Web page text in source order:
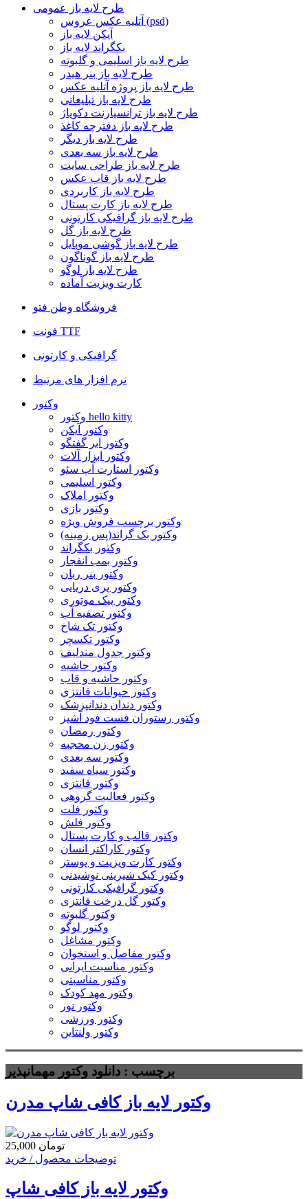
طرح لایه باز عمومی
آتلیه عکس عروس (psd)
آیکن لایه باز
بکگراند لایه باز
طرح لایه باز اسلیمی و گلبوته
طرح لایه باز بنر هیدر
طرح لایه باز پروژه آتلیه عکس
طرح لایه باز تبلیغاتی
طرح لایه باز ترانسپارنت دکوپاژ
طرح لایه باز دفترچه کاغذ
طرح لایه باز دیگر
طرح لایه باز سه بعدی
طرح لایه باز طراحی سایت
طرح لایه باز قاب عکس
طرح لایه باز کاربردی
طرح لایه باز کارت پستال
طرح لایه باز گرافیکی کارتونی
طرح لایه باز گل
طرح لایه باز گوشی موبایل
طرح لایه باز گوناگون
طرح لایه باز لوگو
کارت ویزیت آماده
فروشگاه وطن فتو
فونت TTF
گرافیکی و کارتونی
نرم افزار های مرتبط
وکتور
وکتور hello kitty
وکتور آیکن
وکتور ابر گفتگو
وکتور ابزار آلات
وکتور استارت آپ سئو
وکتور اسلیمی
وکتور املاک
وکتور بازی
وکتور برچسب فروش ویژه
وکتور بک گراند(پس زمینه)
وکتور بکگراند
وکتور بمب انفجار
وکتور بنر ربان
وکتور پری دریایی
وکتور پیک موتوری
وکتور تصفیه آب
وکتور تک شاخ
وکتور تکسچر
وکتور جدول مندلیف
وکتور حاشیه
وکتور حاشیه و قاب
وکتور حیوانات فانتزی
وکتور دندان دندانپزشک
وکتور رستوران فست فود آشپز
وکتور رمضان
وکتور زن محجبه
وکتور سه بعدی
وکتور سیاه سفید
وکتور فانتزی
وکتور فعالیت گروهی
وکتور فلت
وکتور فلش
وکتور قالب و کارت پستال
وکتور کاراکتر انسان
وکتور کارت ویزیت و پوستر
وکتور کیک شیرینی نوشیدنی
وکتور گرافیکی کارتونی
وکتور گل درخت فانتزی
وکتور گلبوته
وکتور لوگو
وکتور مشاغل
وکتور مفاصل و استخوان
وکتور مناسبت ایرانی
وکتور مناسبتی
وکتور مهد کودک
وکتور نور
وکتور ورزشی
وکتور ولنتاین
برچسب : دانلود وکتور مهمانپذیر
وکتور لایه باز کافی شاپ مدرن
25,000 تومان
توضیحات محصول / خرید
وکتور لایه باز کافی شاپ